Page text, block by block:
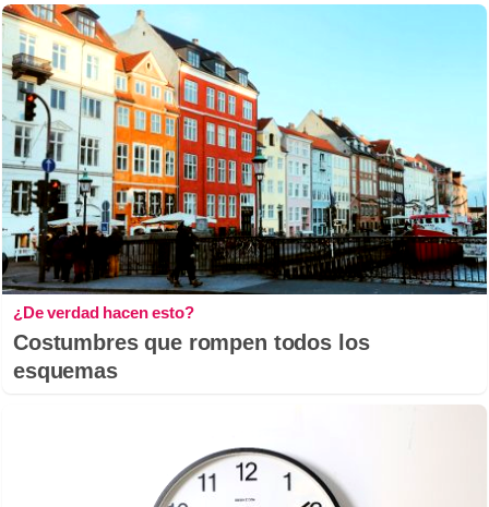
¿De verdad hacen esto?
Costumbres que rompen todos los
esquemas